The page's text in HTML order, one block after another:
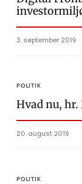
3. september 2019
POLITIK
Hvad nu,
20. august 2019
POLITIK